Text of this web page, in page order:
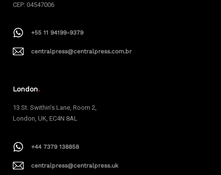
CEP: 04547006
+55 11 94199-9379
centralpress@centralpress.com.br
London.
13 St. Swithin’s Lane, Room 2,
London, UK, EC4N 8AL
+44 7379 138858
centralpress@centralpress.uk